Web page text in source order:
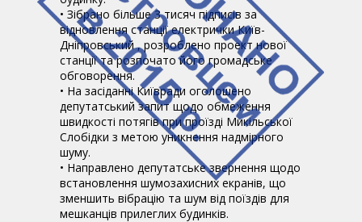
• Зібрано більше 3 тисяч підписів за
відновлення станції електрички Київ-
Дніпровський , розроблено проект нової
станції та розпочато його громадське
обговорення.
• На засіданні Київради оголошено
депутатський запит щодо обмеження
швидкості потягів при проїзді Микільської
Слобідки з метою уникнення надмірного
шуму.
• Направлено депутатське звернення щодо
встановлення шумозахисних екранів, що
зменшить вібрацію та шум від поїздів для
мешканців прилеглих будинків.